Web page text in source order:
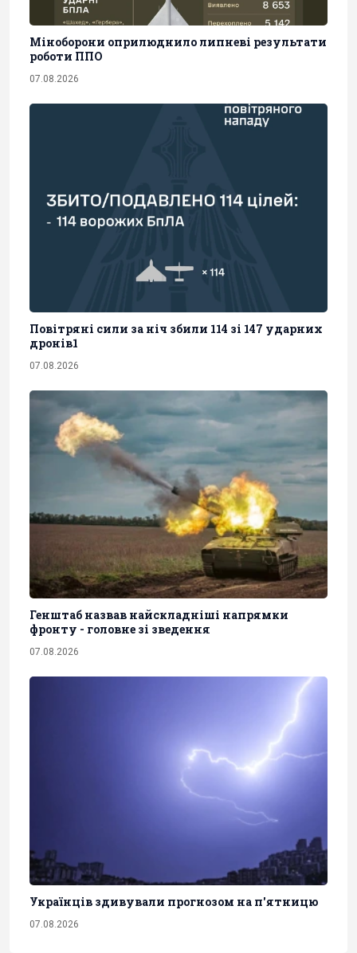
Міноборони оприлюднило липневі результати
роботи ППО
07.08.2026
Повітряні сили за ніч збили 114 зі 147 ударних
дронів1
07.08.2026
Генштаб назвав найскладніші напрямки
фронту - головне зі зведення
07.08.2026
Українців здивували прогнозом на п'ятницю
07.08.2026